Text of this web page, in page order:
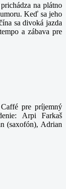
na plátno
Keď sa jeho
sa divoká jazda
a zábava pre
pre príjemný
Arpi Farkaš
(saxofón), Adrian